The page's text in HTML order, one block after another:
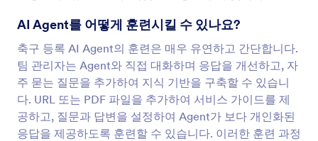
AI Agent를 어떻게 훈련시킬 수 있나요?
축구 등록 AI Agent의 훈련은 매우 유연하고 간단합니다.
팀 관리자는 Agent와 직접 대화하며 응답을 개선하고, 자
주 묻는 질문을 추가하여 지식 기반을 구축할 수 있습니
다. URL 또는 PDF 파일을 추가하여 서비스 가이드를 제
공하고, 질문과 답변을 설정하여 Agent가 보다 개인화된
응답을 제공하도록 훈련할 수 있습니다. 이러한 훈련 과정